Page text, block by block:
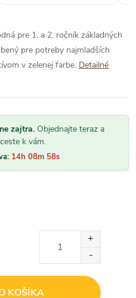
pre 1. a 2. ročník základných
pre potreby najmladších
v zelenej farbe. Detailné
zajtra. Objednajte teraz a
k vám.
14h 08m 58s
KOŠÍKA